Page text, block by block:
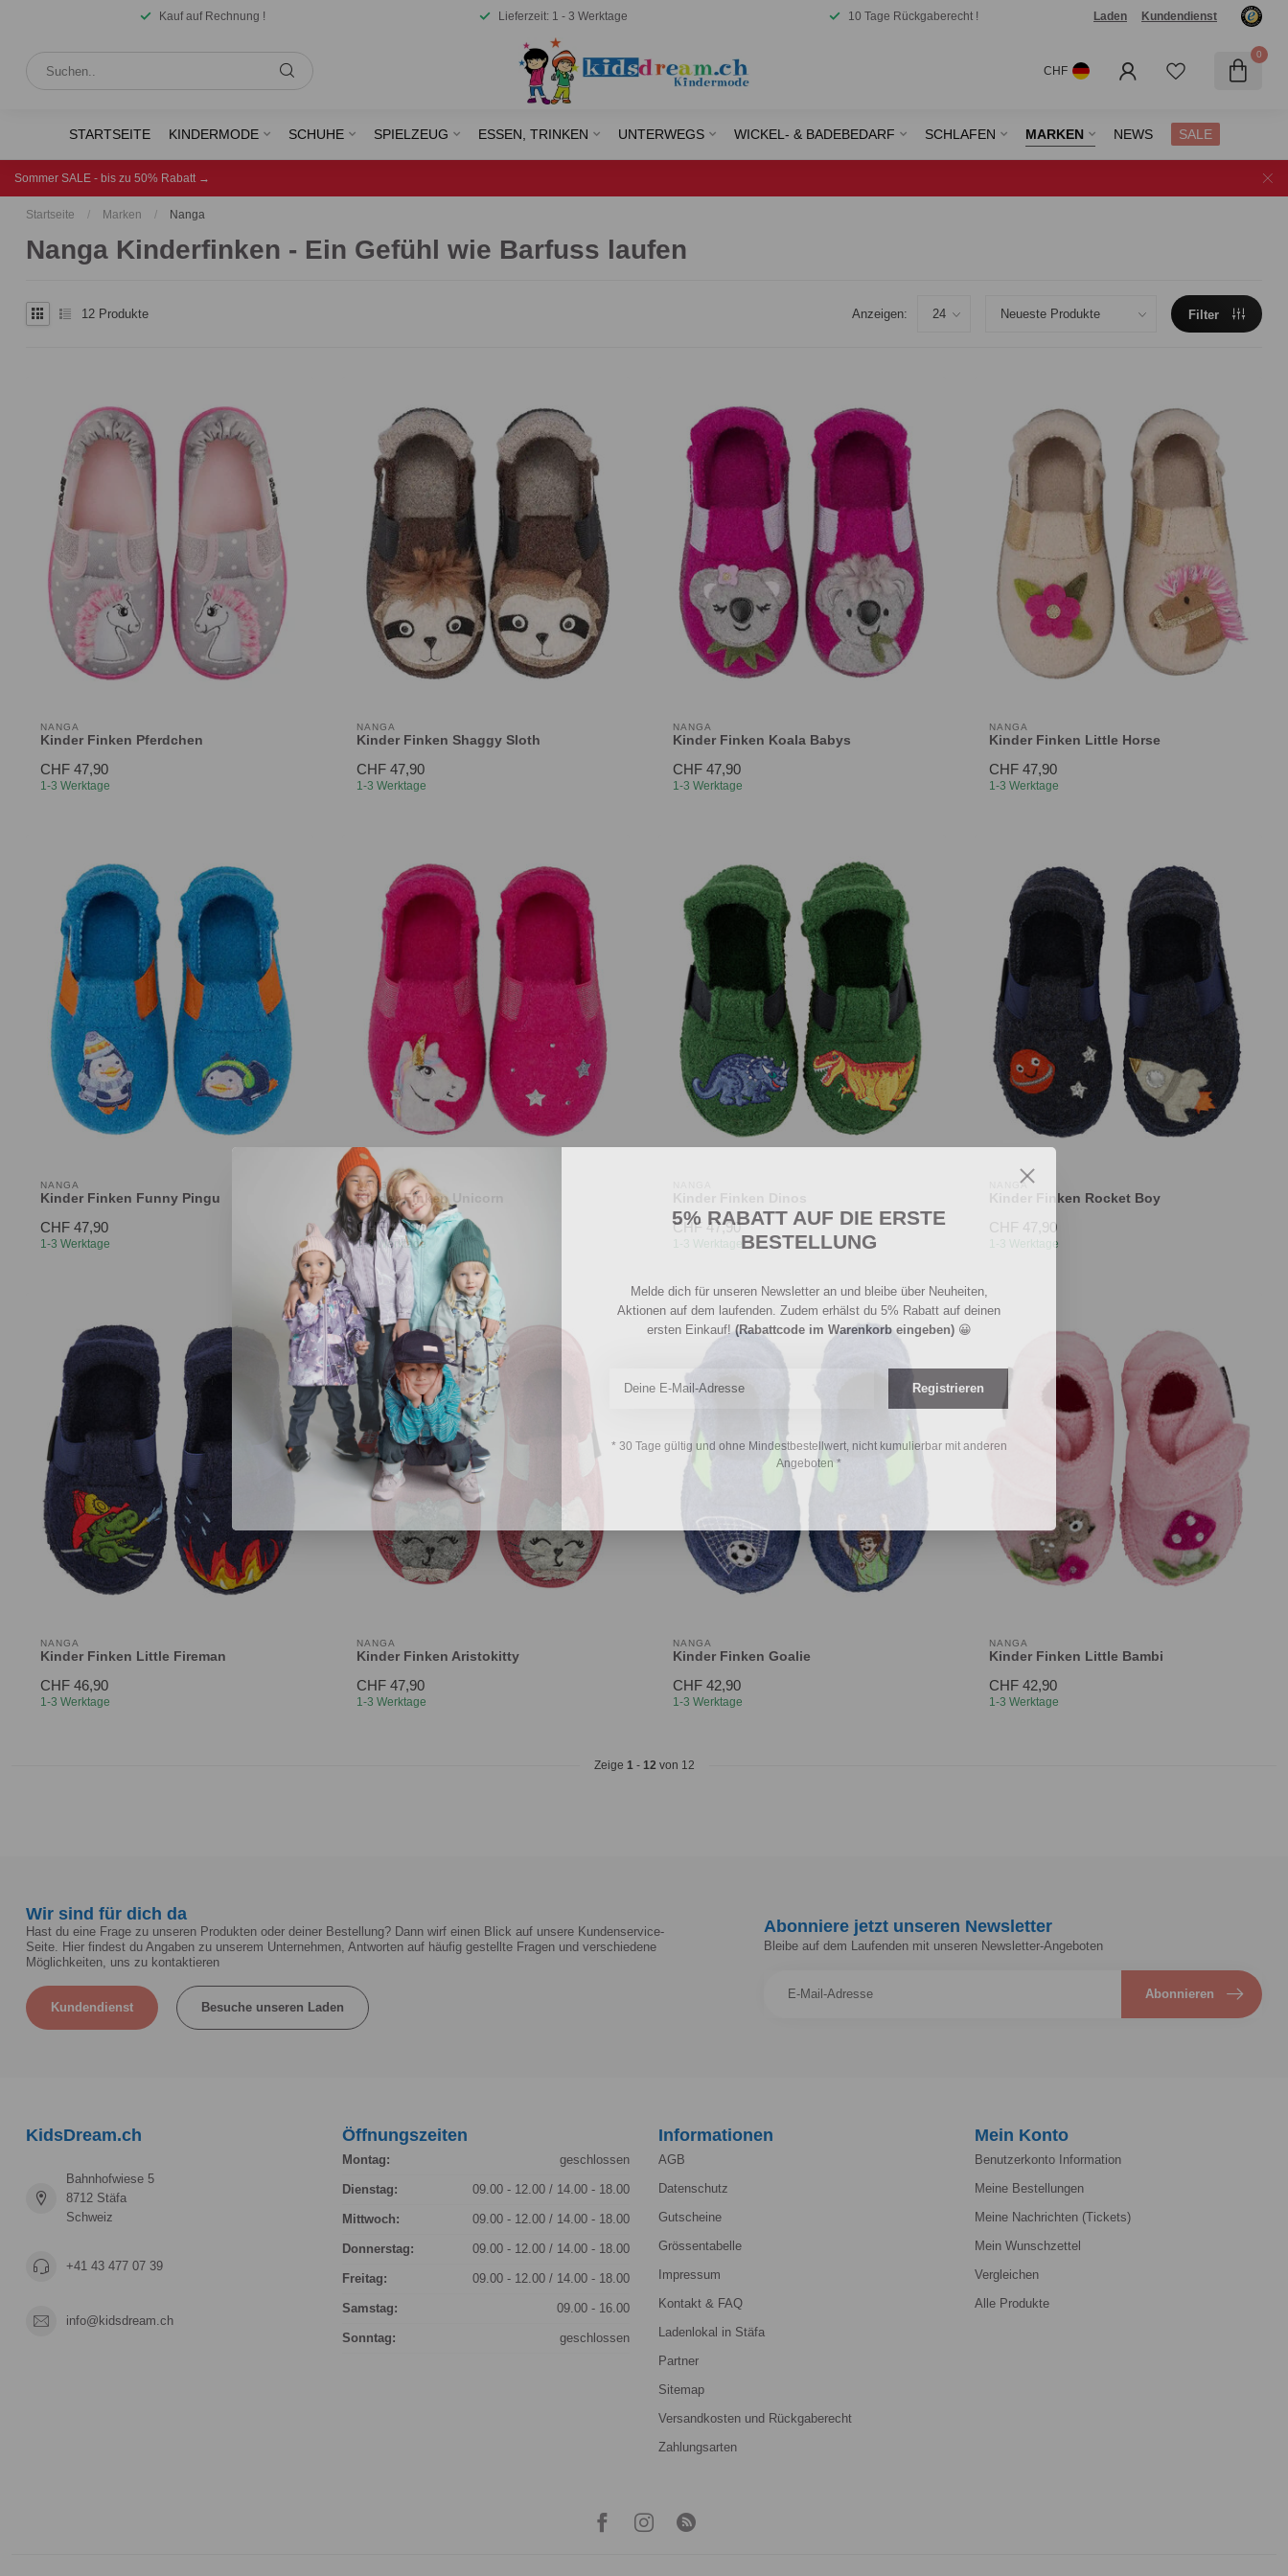
Kauf auf Rechnung ! Lieferzeit: 1 - 3 Werktage 10 Tage Rückgaberecht ! Laden Kundendienst
CHF
0
STARTSEITE KINDERMODE SCHUHE SPIELZEUG ESSEN, TRINKEN UNTERWEGS WICKEL- & BADEBEDARF SCHLAFEN MARKEN NEWS SALE
Sommer SALE - bis zu 50% Rabatt →
Startseite / Marken / Nanga
Nanga Kinderfinken - Ein Gefühl wie Barfuss laufen
12 Produkte Anzeigen: Filter
NANGA
Kinder Finken Pferdchen
CHF 47,90
1-3 Werktage
NANGA
Kinder Finken Shaggy Sloth
CHF 47,90
1-3 Werktage
NANGA
Kinder Finken Koala Babys
CHF 47,90
1-3 Werktage
NANGA
Kinder Finken Little Horse
CHF 47,90
1-3 Werktage
NANGA
Kinder Finken Funny Pingu
CHF 47,90
1-3 Werktage
NANGA
Kinder Finken Unicorn
CHF 47,90
1-3 Werktage
CHF 47,90
1-3 Werktage
NANGA
Kinder Finken Rocket Boy
CHF 47,90
1-3 Werktage
NANGA
Kinder Finken Little Fireman
CHF 46,90
1-3 Werktage
NANGA
Kinder Finken Aristokitty
CHF 47,90
1-3 Werktage
NANGA
Kinder Finken Goalie
CHF 42,90
1-3 Werktage
NANGA
Kinder Finken Little Bambi
CHF 42,90
1-3 Werktage
Zeige 1- 12 von 12
Wir sind für dich da
Hast du eine Frage zu unseren Produkten oder deiner Bestellung? Dann wirf einen Blick auf unsere Kundenservice-
Seite. Hier findest du Angaben zu unserem Unternehmen, Antworten auf häufig gestellte Fragen und verschiedene
Möglichkeiten, uns zu kontaktieren
Kundendienst Besuche unseren Laden
Abonniere jetzt unseren Newsletter
Bleibe auf dem Laufenden mit unseren Newsletter-Angeboten
Abonnieren
KidsDream.ch
Bahnhofwiese 5
8712 Stäfa
Schweiz
+41 43 477 07 39
info@kidsdream.ch
Öffnungszeiten
Montag: geschlossen
Dienstag: 09.00 - 12.00 / 14.00 - 18.00
Mittwoch: 09.00 - 12.00 / 14.00 - 18.00
Donnerstag: 09.00 - 12.00 / 14.00 - 18.00
Freitag: 09.00 - 12.00 / 14.00 - 18.00
Samstag: 09.00 - 16.00
Sonntag: geschlossen
Informationen
AGB
Datenschutz
Gutscheine
Grössentabelle
Impressum
Kontakt & FAQ
Ladenlokal in Stäfa
Partner
Sitemap
Versandkosten und Rückgaberecht
Zahlungsarten
Mein Konto
Benutzerkonto Information
Meine Bestellungen
Meine Nachrichten (Tickets)
Mein Wunschzettel
Vergleichen
Alle Produkte
5% RABATT AUF DIE ERSTE
BESTELLUNG
Melde dich für unseren Newsletter an und bleibe über Neuheiten,
Aktionen auf dem laufenden. Zudem erhälst du 5% Rabatt auf deinen
ersten Einkauf! (Rabattcode im Warenkorb eingeben) 😀
Registrieren
* 30 Tage gültig und ohne Mindestbestellwert, nicht kumulierbar mit anderen
Angeboten *